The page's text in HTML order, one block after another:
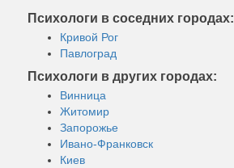
Психологи в соседних городах:
Кривой Рог
Павлоград
Психологи в других городах:
Винница
Житомир
Запорожье
Ивано-Франковск
Киев